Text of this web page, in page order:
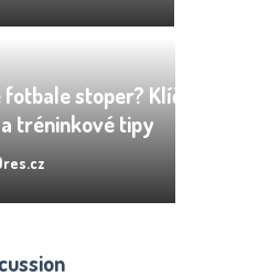
stoper? Klíčové
tréninkové tipy